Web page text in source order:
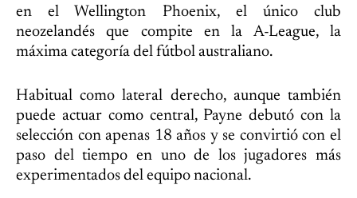
en el Wellington Phoenix, el único club
neozelandés que compite en la A-League, la
máxima categoría del fútbol australiano.
Habitual como lateral derecho, aunque también
puede actuar como central, Payne debutó con la
selección con apenas 18 años y se convirtió con el
paso del tiempo en uno de los jugadores más
experimentados del equipo nacional.